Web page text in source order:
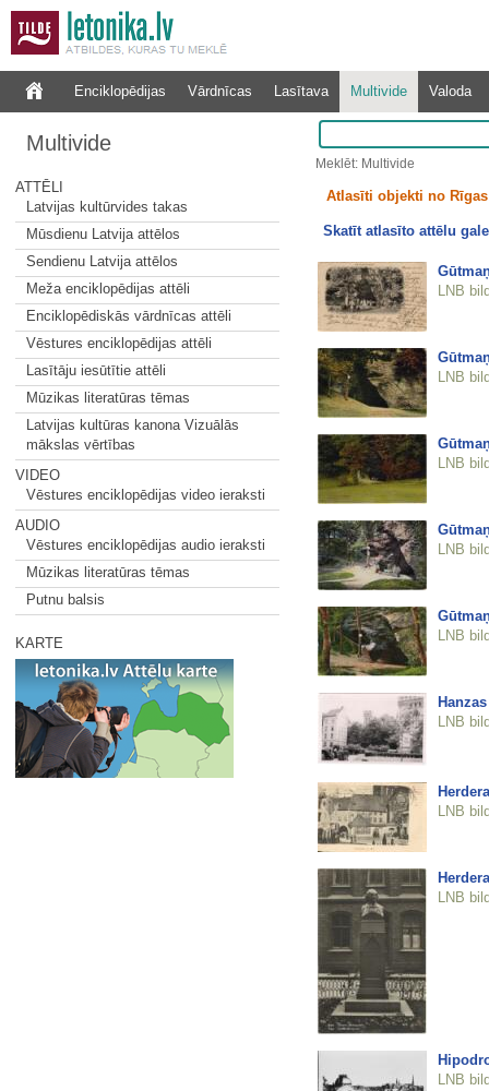
Enciklopēdijas Vārdnīcas Lasītava Multivide Valoda
Multivide
ATTĒLI
Latvijas kultūrvides takas
Mūsdienu Latvija attēlos
Sendienu Latvija attēlos
Meža enciklopēdijas attēli
Enciklopēdiskās vārdnīcas attēli
Vēstures enciklopēdijas attēli
Lasītāju iesūtītie attēli
Mūzikas literatūras tēmas
Latvijas kultūras kanona Vizuālās
mākslas vērtības
VIDEO
Vēstures enciklopēdijas video ieraksti
AUDIO
Vēstures enciklopēdijas audio ieraksti
Mūzikas literatūras tēmas
Putnu balsis
KARTE
Meklēt: Multivide
Atlasīti objekti no
Skatīt atlasīto attēlu
LNB
LNB
LNB
LNB
LNB
LNB
LNB
LNB
LNB